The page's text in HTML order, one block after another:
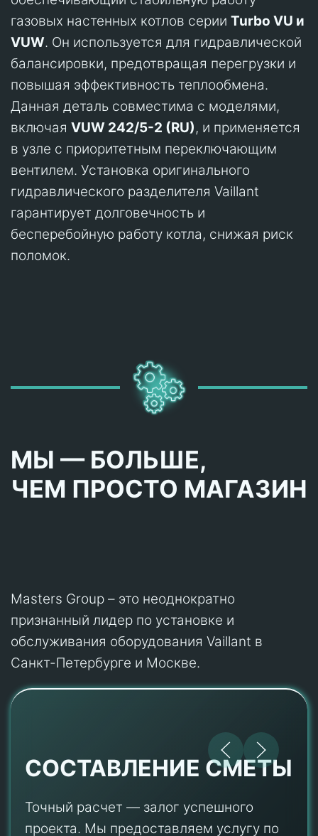
газовых настенных котлов серии Turbo VU и
VUW. Он используется для гидравлической
балансировки, предотвращая перегрузки и
повышая эффективность теплообмена.
Данная деталь совместима с моделями,
включая VUW 242/5-2 (RU), и применяется
в узле с приоритетным переключающим
вентилем. Установка оригинального
гидравлического разделителя Vaillant
гарантирует долговечность и
бесперебойную работу котла, снижая риск
поломок.
МЫ — БОЛЬШЕ,
ЧЕМ ПРОСТО МАГАЗИН
Masters Group – это неоднократно
признанный лидер по установке и
обслуживания оборудования Vaillant в
Санкт-Петербурге и Москве.
СОСТАВЛЕНИЕ СМЕТЫ
Точный расчет — залог успешного
проекта. Мы предоставляем услугу по